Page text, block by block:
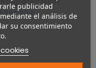
8.848,00 €
publicidad
el análisis de
su consentimiento